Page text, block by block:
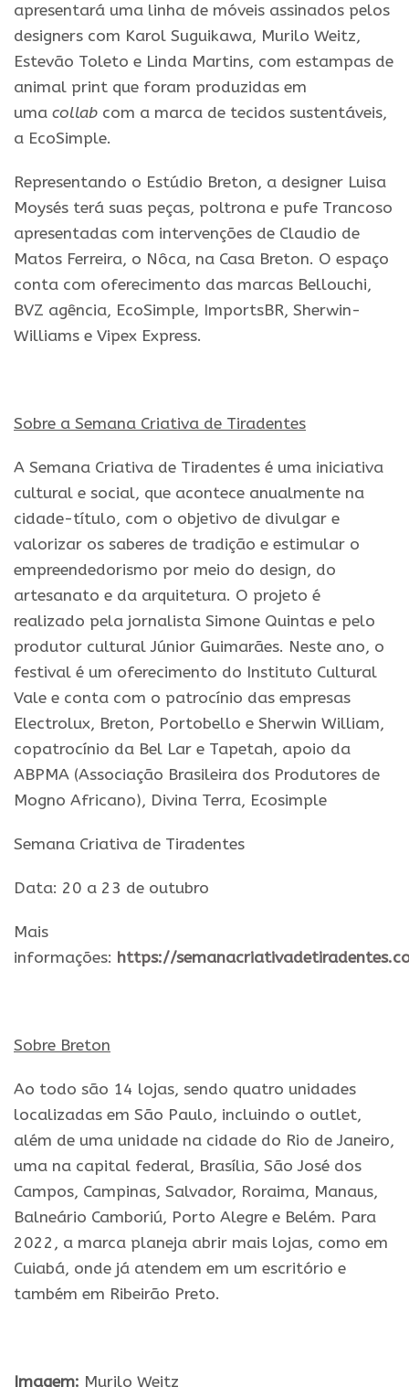
apresentará uma linha de móveis assinados pelos
designers com Karol Suguikawa, Murilo Weitz,
Estevão Toleto e Linda Martins, com estampas de
animal print que foram produzidas em
uma collab com a marca de tecidos sustentáveis,
a EcoSimple.
Representando o Estúdio Breton, a designer Luisa
Moysés terá suas peças, poltrona e pufe Trancoso
apresentadas com intervenções de Claudio de
Matos Ferreira, o Nôca, na Casa Breton. O espaço
conta com oferecimento das marcas Bellouchi,
BVZ agência, EcoSimple, ImportsBR, Sherwin-
Williams e Vipex Express.
Sobre a Semana Criativa de Tiradentes
A Semana Criativa de Tiradentes é uma iniciativa
cultural e social, que acontece anualmente na
cidade-título, com o objetivo de divulgar e
valorizar os saberes de tradição e estimular o
empreendedorismo por meio do design, do
artesanato e da arquitetura. O projeto é
realizado pela jornalista Simone Quintas e pelo
produtor cultural Júnior Guimarães. Neste ano, o
festival é um oferecimento do Instituto Cultural
Vale e conta com o patrocínio das empresas
Electrolux, Breton, Portobello e Sherwin William,
copatrocínio da Bel Lar e Tapetah, apoio da
ABPMA (Associação Brasileira dos Produtores de
Mogno Africano), Divina Terra, Ecosimple
Semana Criativa de Tiradentes
Data: 20 a 23 de outubro
Mais
informações: https://
Sobre Breton
Ao todo são 14 lojas, sendo quatro unidades
localizadas em São Paulo, incluindo o outlet,
além de uma unidade na cidade do Rio de Janeiro,
uma na capital federal, Brasília, São José dos
Campos, Campinas, Salvador, Roraima, Manaus,
Balneário Camboriú, Porto Alegre e Belém. Para
2022, a marca planeja abrir mais lojas, como em
Cuiabá, onde já atendem em um escritório e
também em Ribeirão Preto.
Imagem: Murilo Weitz